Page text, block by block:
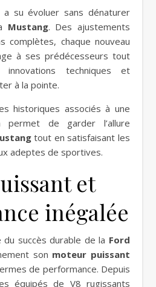
su évoluer sans dénaturer
Mustang. Des ajustements
complètes, chaque nouveau
à ses prédécesseurs tout
techniques et
à la pointe.
historiques associés à une
permet de garder l’allure
tout en satisfaisant les
adeptes de sportives.
et
inégalée
succès durable de la Ford
son moteur puissant
de performance. Depuis
équipés de V8 rugissants